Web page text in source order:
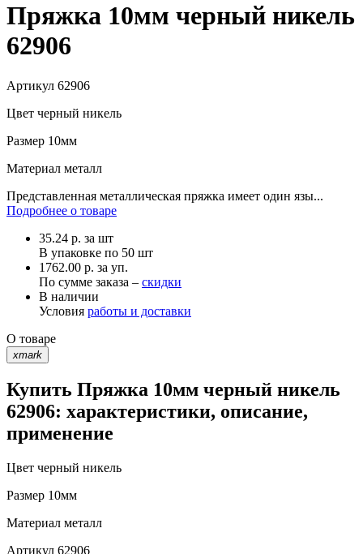
Пряжка 10мм черный никель
62906
Артикул 62906
Цвет черный никель
Размер 10мм
Материал металл
Представленная металлическая пряжка имеет один язы...
Подробнее о товаре
35.24 р. за шт
В упаковке по 50 шт
1762.00 р. за уп.
По сумме заказа – скидки
В наличии
Условия работы и доставки
О товаре
xmark
Купить Пряжка 10мм черный никель
62906: характеристики, описание,
применение
Цвет черный никель
Размер 10мм
Материал металл
Артикул 62906